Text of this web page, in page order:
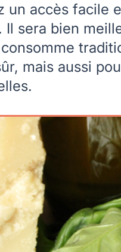
un accès facile
Il sera bien
mais aussi